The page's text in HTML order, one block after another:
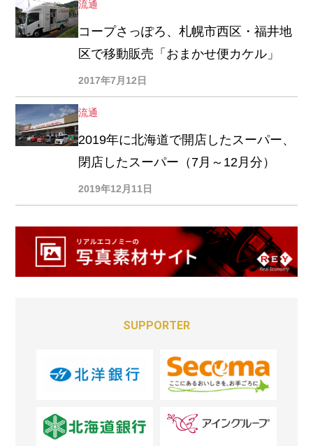
流通
コープさっぽろ、札幌市西区・福井地
区で移動販売「おまかせ便カケル」
2017年7月12日
流通
2019年に北海道で開店したスーパー、
閉店したスーパー（7月～12月分）
2019年12月11日
SUPPORTER